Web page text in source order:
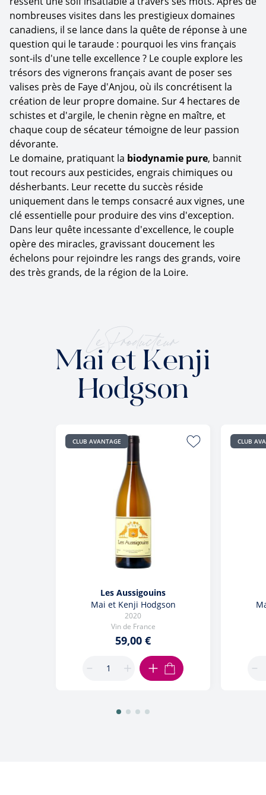
nombreuses visites dans les prestigieux domaines
canadiens, il se lance dans la quête de réponse à une
question qui le taraude : pourquoi les vins français
sont-ils d'une telle excellence ? Le couple explore les
trésors des vignerons français avant de poser ses
valises près de Faye d'Anjou, où ils concrétisent la
création de leur propre domaine. Sur 4 hectares de
schistes et d'argile, le chenin règne en maître, et
chaque coup de sécateur témoigne de leur passion
dévorante.
Le domaine, pratiquant la biodynamie pure, bannit
tout recours aux pesticides, engrais chimiques ou
désherbants. Leur recette du succès réside
uniquement dans le temps consacré aux vignes, une
clé essentielle pour produire des vins d'exception.
Dans leur quête incessante d'excellence, le couple
opère des miracles, gravissant doucement les
échelons pour rejoindre les rangs des grands, voire
des très grands, de la région de la Loire.
Le Producteur
Mai et Kenji
Hodgson
CLUB AVANTAGE
Les Aussigouins
Mai et Kenji Hodgson
2020
Vin de France
59,00 €
AJOUTER AU PANIER
CLUB